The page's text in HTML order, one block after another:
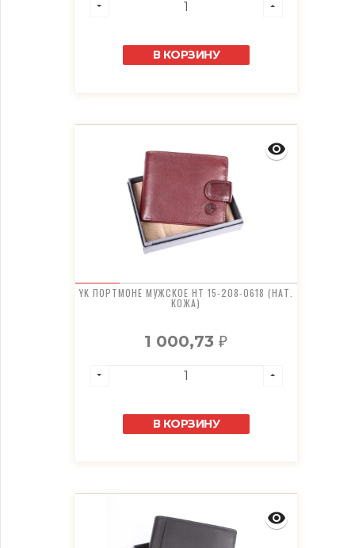
В КОРЗИНУ
YK ПОРТМОНЕ МУЖСКОЕ HT 15-208-0618 (НАТ.
КОЖА)
1 000,73₽
В КОРЗИНУ